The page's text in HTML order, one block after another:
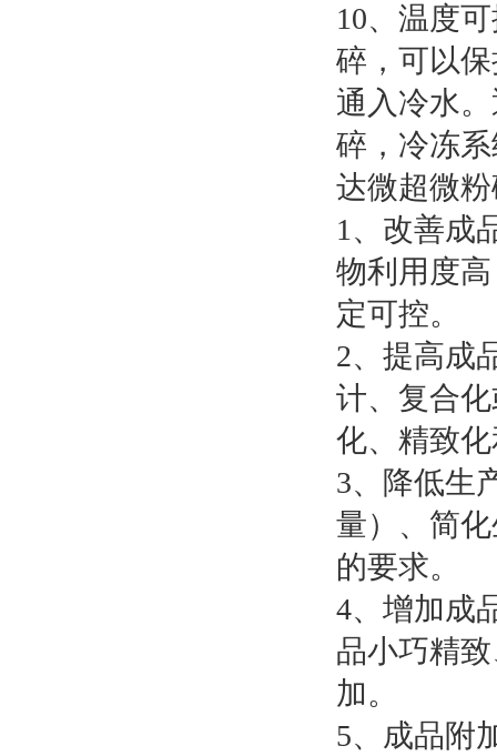
10、温度
碎，可以
通入冷水
碎，冷冻
达微超微
1、改善成
物利用度
定可控。
2、提高成
计、复合
化、精致
3、降低生
量）、简
的要求。
4、增加成
品小巧精
加。
5、成品附